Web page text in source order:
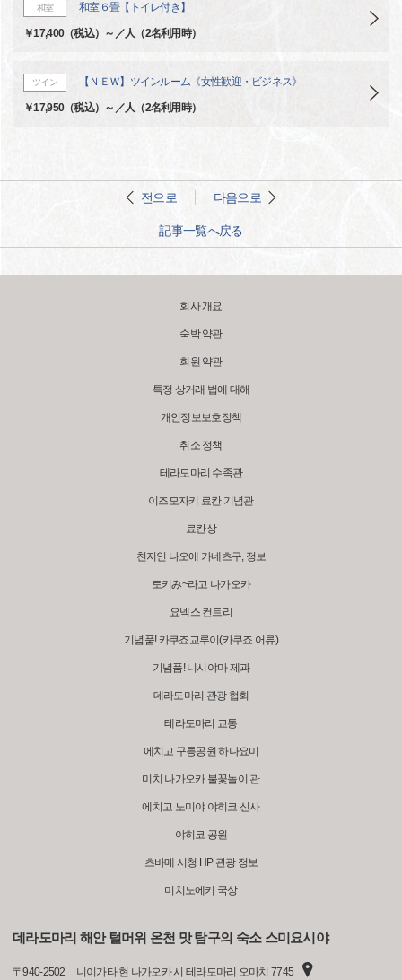
和室 和室６畳【トイレ付き】
￥17,400（税込）～／人（2名利用時）
ツイン 【ＮＥＷ】ツインルーム《女性歓迎・ビジネス》
￥17,950（税込）～／人（2名利用時）
전으로 다음으로
記事一覧へ戻る
회사 개요
숙박 약관
회원 약관
특정 상거래 법에 대해
개인정보보호정책
취소 정책
테라도마리 수족관
이즈모자키 료칸 기념관
료칸상
천지인 나오에 카네츠구, 정보
토키み~라고 나가오카
요넥스 컨트리
기념품! 카쿠죠교루이(카쿠죠 어류)
기념품! 니시야마 제과
데라도마리 관광 협회
테라도마리 교통
에치고 구릉공원 하나요미
미치 나가오카 불꽃놀이 관
에치고 노미야 야히코 신사
야히코 공원
츠바메 시청 HP 관광 정보
미치노에키 국상
데라도마리 해안 털머위 온천 맛 탐구의 숙소 스미요시야
〒940-2502 니이가타 현 나가오카 시 테라도마리 오마치 7745